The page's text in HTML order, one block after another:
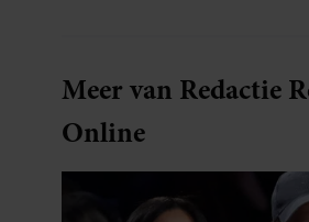
Meer van Redactie
Online